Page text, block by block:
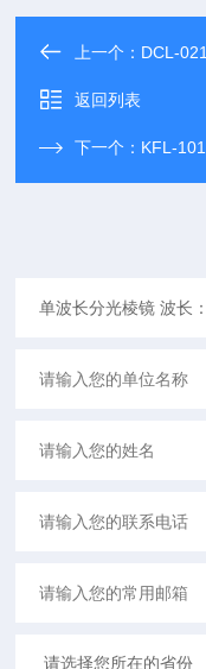
上一个： DCL-
返回列表
下一个： KFL-